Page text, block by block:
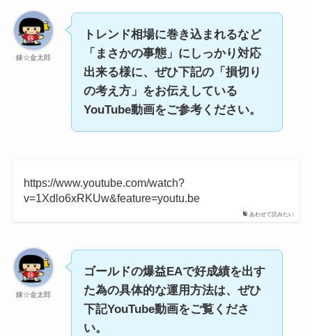
錬☆金太郎
トレンド相場に巻き込まれるなど
「まさかの事態」にしっかり対応
出来る様に、ぜひ下記の「損切り
の考え方」をお伝えしている
YouTube動画をご参考ください。
あわせて読みたい
https://www.youtube.com/watch?
v=1Xdlo6xRKUw&feature=youtu.be
錬☆金太郎
ゴールドの爆益EAで好成績を出す
た為の具体的な運用方法は、ぜひ
下記YouTube動画をご覧くださ
い。